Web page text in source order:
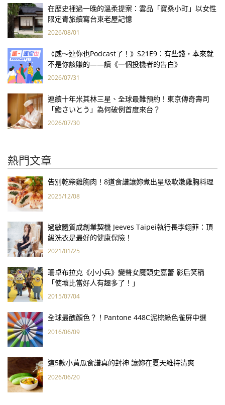
在歷史裡過一晚的溫柔提案：雲品「寶桑小町」以女性
限定青旅續寫台東老屋記憶
2026/08/01
《威～連你也Podcast了！》S21E9：有些錢，本來就
不是你該賺的——讀《一個投機者的告白》
2026/07/31
連續十年米其林三星、全球最難預約！東京傳奇壽司
「鮨さいとう」為何破例首度來台？
2026/07/30
熱門文章
告別乾柴雞胸肉！8道食譜讓妳煮出星級軟嫩雞胸料理
2025/12/08
過敏體質成創業契機 Jeeves Taipei執行長李翊菲：頂
級洗衣是最好的健康保險！
2021/01/25
珊卓布拉克《小小兵》變聲女魔頭史嘉蕾 影后笑稱
「使壞比當好人有趣多了！」
2015/07/04
全球最醜顏色？！Pantone 448C泥棕綠色雀屏中選
2016/06/09
這5款小黃瓜食譜真的封神 讓妳在夏天維持清爽
2026/06/20